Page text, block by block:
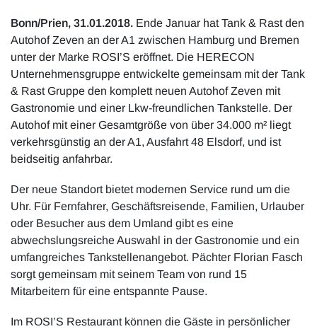
Bonn/Prien, 31.01.2018. Ende Januar hat Tank & Rast den
Autohof Zeven an der A1 zwischen Hamburg und Bremen
unter der Marke ROSI’S eröffnet. Die HERECON
Unternehmensgruppe entwickelte gemeinsam mit der Tank
& Rast Gruppe den komplett neuen Autohof Zeven mit
Gastronomie und einer Lkw-freundlichen Tankstelle. Der
Autohof mit einer Gesamtgröße von über 34.000 m² liegt
verkehrsgünstig an der A1, Ausfahrt 48 Elsdorf, und ist
beidseitig anfahrbar.
Der neue Standort bietet modernen Service rund um die
Uhr. Für Fernfahrer, Geschäftsreisende, Familien, Urlauber
oder Besucher aus dem Umland gibt es eine
abwechslungsreiche Auswahl in der Gastronomie und ein
umfangreiches Tankstellenangebot. Pächter Florian Fasch
sorgt gemeinsam mit seinem Team von rund 15
Mitarbeitern für eine entspannte Pause.
Im ROSI’S Restaurant können die Gäste in persönlicher